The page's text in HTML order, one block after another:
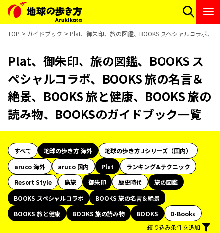
TOP ガイドブック Plat、御朱印、旅の図鑑、BOOKS スペシャルコラボ、
Plat、御朱印、旅の図鑑、BOOKS ス
ペシャルコラボ、BOOKS 旅の名言＆
絶景、BOOKS 旅と健康、BOOKS 旅の
読み物、BOOKSのガイドブック一覧
すべて 地球の歩き方 海外
地球の歩き方 Jシリーズ（国内）
aruco 海外
aruco 国内 Plat
ランキング&テクニック
Resort Style
島旅 御朱印 歴史時代
旅の図鑑
BOOKS スペシャルコラボ
BOOKS 旅の名言＆絶景
BOOKS 旅と健康
BOOKS 旅の読み物 BOOKS
D-Books
絞り込み条件を追加